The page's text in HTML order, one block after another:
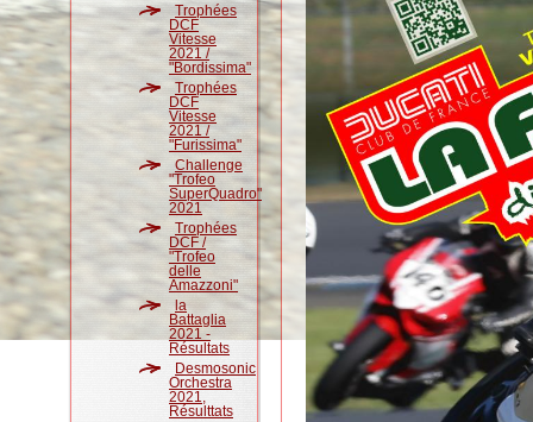
Trophées
DCF
Vitesse
2021 /
"Bordissima"
Trophées
DCF
Vitesse
2021 /
"Furissima"
Challenge
"Trofeo
SuperQuadro"
2021
Trophées
DCF /
"Trofeo
delle
Amazzoni"
la
Battaglia
2021 -
Résultats
Desmosonic
Orchestra
2021,
Résulttats